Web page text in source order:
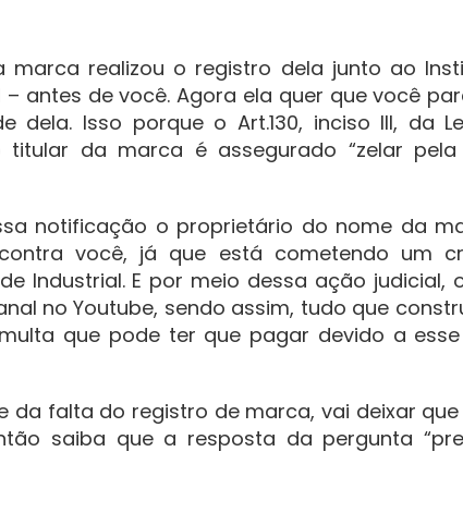
marca realizou o registro dela junto ao
– antes de você. Agora ela quer que você
dela. Isso porque o Art.130, inciso III, da
titular da marca é assegurado “zelar
notificação o proprietário do nome da
você, já que está cometendo um
Industrial. E por meio dessa ação judicial,
no Youtube, sendo assim, tudo que
que pode ter que pagar devido a
da falta do registro de marca, vai deixar que
saiba que a resposta da pergunta